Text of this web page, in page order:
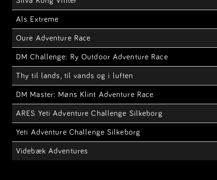
Als Extreme
Oure Adventure Race
DM Challenge: Ry Outdoor Adventure Race
Thy til lands, til vands og i luften
DM Master: Møns Klint Adventure Race
ARES Yeti Adventure Challenge Silkeborg
Yeti Adventure Challenge Silkeborg
Videbæk Adventures